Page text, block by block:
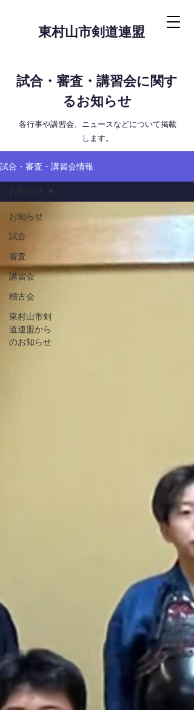
東村山市剣道連盟
試合・審査・講習会に関す
るお知らせ
​各行事や講習会、ニュースなどについて掲載
します。
試合・審査・講習会情報
お知らせ
試合
審査
講習会
稽古会
東村山市剣
道連盟から
のお知らせ